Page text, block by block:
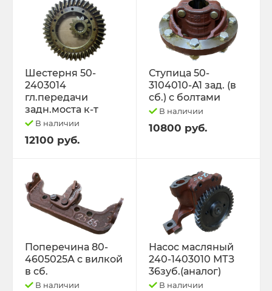
Шестерня 50-
2403014
гл.передачи
задн.моста к-т
В наличии
12100 руб.
Ступица 50-
3104010-А1 зад. (в
сб.) с болтами
В наличии
10800 руб.
Поперечина 80-
4605025А с вилкой
в сб.
В наличии
Насос масляный
240-1403010 МТЗ
36зуб.(аналог)
В наличии